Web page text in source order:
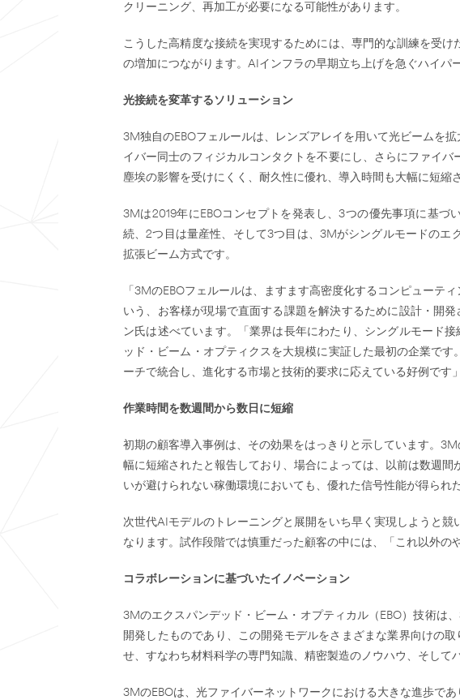
クリーニング、再加工が必要になる可能性があります。
こうした高精度な接続を実現するためには、専門的な訓練を受
の増加につながります。AIインフラの早期立ち上げを急ぐハイパ
光接続を変革するソリューション
3M独自のEBOフェルールは、レンズアレイを用いて光ビームを
イバー同士のフィジカルコンタクトを不要にし、さらにファイ
塵埃の影響を受けにくく、耐久性に優れ、導入時間も大幅に短縮
3Mは2019年にEBOコンセプトを発表し、3つの優先事項に基
続、2つ目は量産性、そして3つ目は、3Mがシングルモードのエ
拡張ビーム方式です。
「3MのEBOフェルールは、ますます高密度化するコンピューテ
いう、お客様が現場で直面する課題を解決するために設計・開
ン氏は述べています。「業界は長年にわたり、シングルモード
ッド・ビーム・オプティクスを大規模に実証した最初の企業で
ーチで統合し、進化する市場と技術的要求に応えている好例です」
作業時間を数週間から数日に短縮
初期の顧客導入事例は、その効果をはっきりと示しています。
幅に短縮されたと報告しており、場合によっては、以前は数週
いが避けられない稼働環境においても、優れた信号性能が得られ
次世代AIモデルのトレーニングと展開をいち早く実現しようと
なります。試作段階では慎重だった顧客の中には、「これ以外の
コラボレーションに基づいたイノベーション
3Mのエクスパンデッド・ビーム・オプティカル（EBO）技術は
開発したものであり、この開発モデルをさまざまな業界向けの
せ、すなわち材料科学の専門知識、精密製造のノウハウ、そして
3MのEBOは、光ファイバーネットワークにおける大きな進歩で